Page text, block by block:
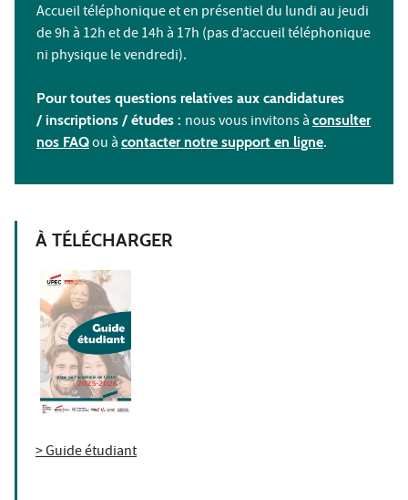
Accueil téléphonique et en présentiel du lundi au jeudi
de 9h à 12h et de 14h à 17h (pas d’accueil téléphonique
ni physique le vendredi).
Pour toutes questions relatives aux candidatures
/ inscriptions / études : nous vous invitons à consulter
nos FAQou à contacter notre support en ligne.
À TÉLÉCHARGER
> Guide étudiant